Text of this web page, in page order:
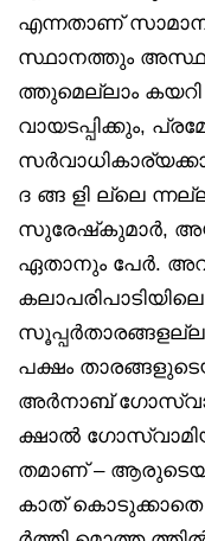
എന്നതാണ്
സ്ഥാനത്തും
ത്തുമെല്ലാം
വായടപ്പിക്കും,
ദ ങ്ങ ളി ല്ലെ
സുരേഷ്‌കുമാർ,
ഏതാനും പേർ.
കലാപരിപാടിയിലെ
പക്ഷം
അർനാബ്
ക്ഷാൽ
തമാണ് –
കാത്